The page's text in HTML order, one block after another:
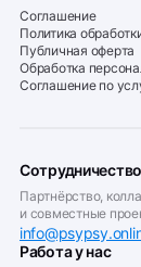
Соглашение
Политика
Публичная оферта
Обработка
Соглашение по
Сотрудничество
Партнёрство,
и совместные
Работа у нас